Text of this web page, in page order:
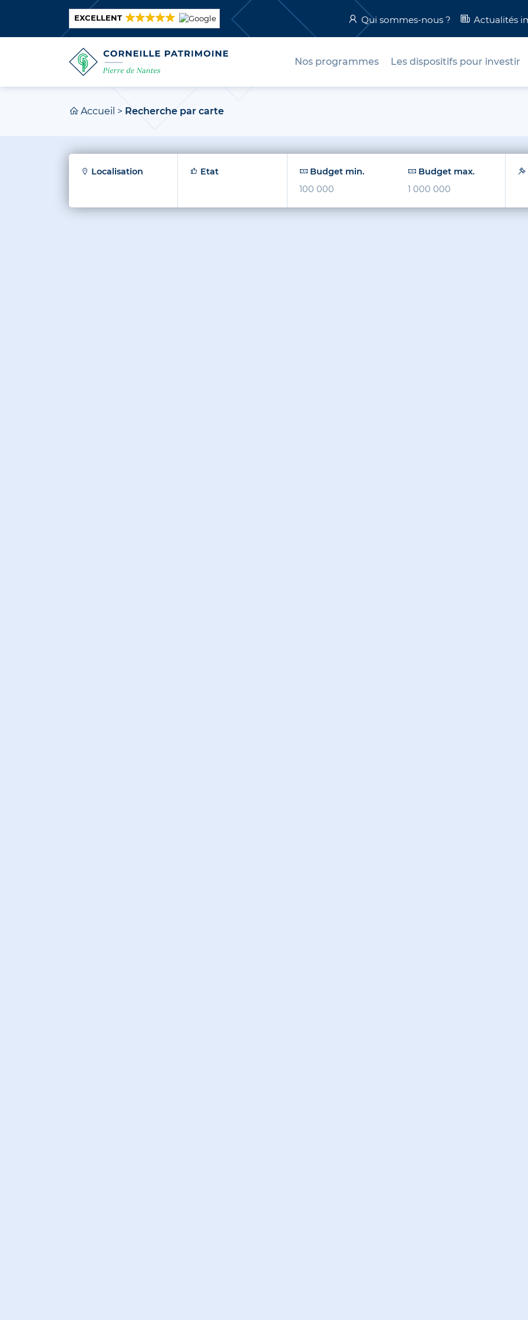
EXCELLENT Qui sommes-nous ? Actualités
Nos programmes Les dispositifs pour investir
Accueil > Recherche par carte
Localisation Etat Budget min. Budget max.